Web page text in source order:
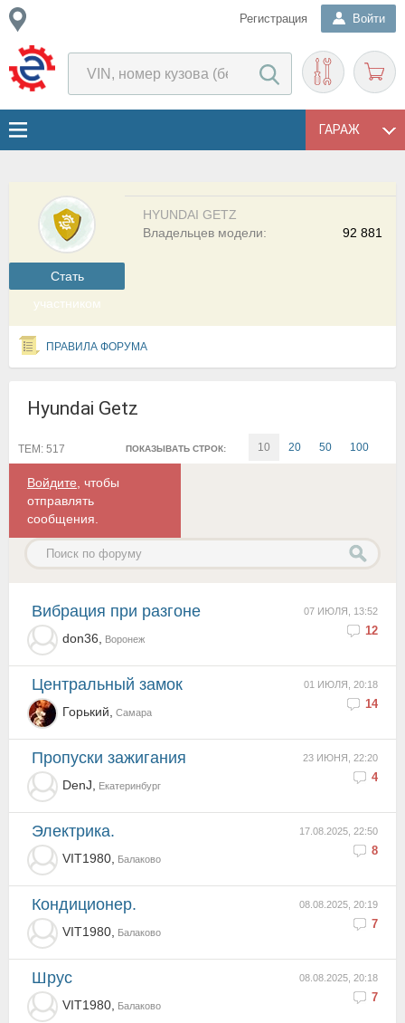
Регистрация Войти
ГАРАЖ
Cтать
участником
HYUNDAI GETZ
92 881
Владельцев модели:
ПРАВИЛА ФОРУМА
Hyundai Getz
ПОКАЗЫВАТЬ СТРОК: 10 20 50 100
ТЕМ: 517
Войдите , чтобы
отправлять
сообщения.
07 ИЮЛЯ, 13:52
12
Вибрация при разгоне
don36, Воронеж
01 ИЮЛЯ, 20:18
14
Центральный замок
Горький, Самара
23 ИЮНЯ, 22:20
4
Пропуски зажигания
DenJ, Екатеринбург
17.08.2025, 22:50
8
Электрика.
VIT1980, Балаково
08.08.2025, 20:19
7
Кондиционер.
VIT1980, Балаково
08.08.2025, 20:18
7
Шрус
VIT1980, Балаково